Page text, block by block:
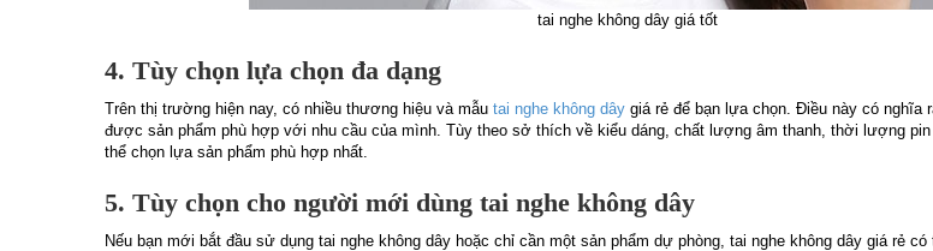
tai nghe không dây giá tốt
4. Tùy chọn lựa chọn đa dạng
Trên thị trường hiện nay, có nhiều thương hiệu và mẫu tai nghe không dây giá rẻ để bạn lựa chọn. Điều này có nghĩa
được sản phẩm phù hợp với nhu cầu của mình. Tùy theo sở thích về kiểu dáng, chất lượng âm thanh, thời lượng
thể chọn lựa sản phẩm phù hợp nhất.
5. Tùy chọn cho người mới dùng tai nghe không dây
Nếu bạn mới bắt đầu sử dụng tai nghe không dây hoặc chỉ cần một sản phẩm dự phòng, tai nghe không dây giá rẻ